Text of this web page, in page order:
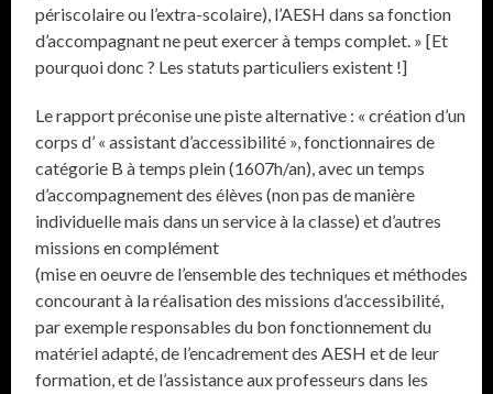
périscolaire ou l’extra-scolaire), l’AESH dans sa fonction
d’accompagnant ne peut exercer à temps complet. » [Et
pourquoi donc ? Les statuts particuliers existent !]
Le rapport préconise une piste alternative : « création d’un
corps d’ « assistant d’accessibilité », fonctionnaires de
catégorie B à temps plein (1607h/an), avec un temps
d’accompagnement des élèves (non pas de manière
individuelle mais dans un service à la classe) et d’autres
missions en complément
(mise en oeuvre de l’ensemble des techniques et méthodes
concourant à la réalisation des missions d’accessibilité,
par exemple responsables du bon fonctionnement du
matériel adapté, de l’encadrement des AESH et de leur
formation, et de l’assistance aux professeurs dans les